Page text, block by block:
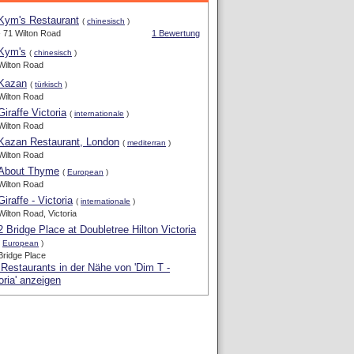
Kym's Restaurant ( chinesisch )
1 Bewertung
71 Wilton Road
Kym's ( chinesisch )
Road
Kazan ( türkisch )
Road
Victoria ( internationale )
Road
Kazan Restaurant, London ( mediterran )
Road
Thyme ( European )
Road
- Victoria ( internationale )
Road, Victoria
Bridge Place at Doubletree Hilton Victoria
European )
Place
in der Nähe von 'Dim T -
anzeigen